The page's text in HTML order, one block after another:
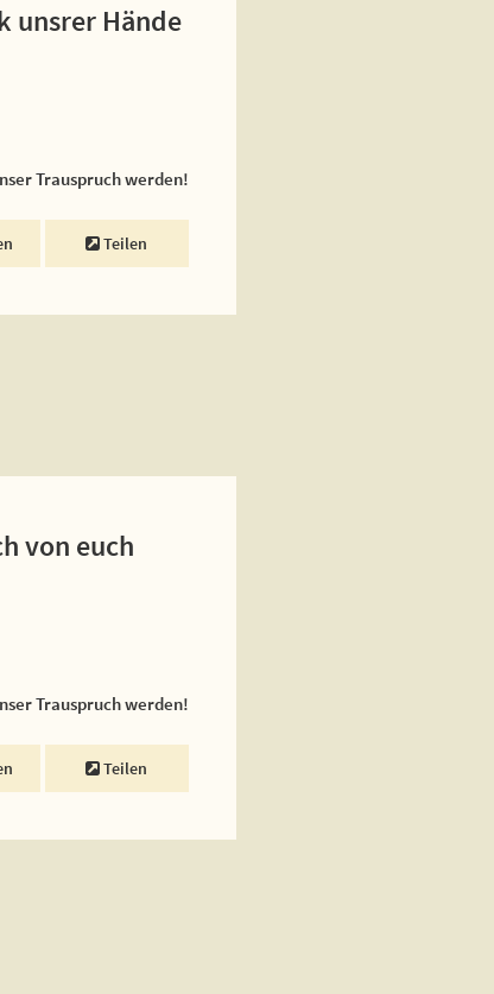
unsrer Hände
Trauspruch werden!
Teilen
von euch
Trauspruch werden!
Teilen